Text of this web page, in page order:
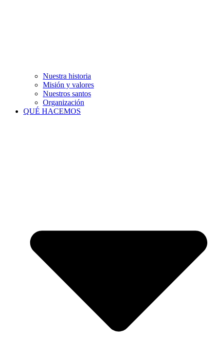
Nuestra historia
Misión y valores
Nuestros santos
Organización
QUÉ HACEMOS